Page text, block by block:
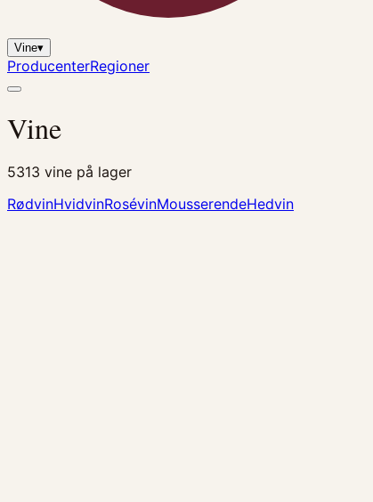
Vine▾
ProducenterRegioner
Vine
5313 vine på lager
RødvinHvidvinRosévinMousserendeHedvin